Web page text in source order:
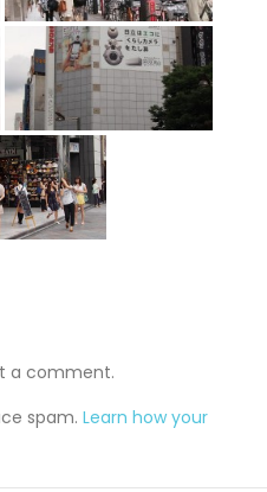
a comment.
spam. Learn how your